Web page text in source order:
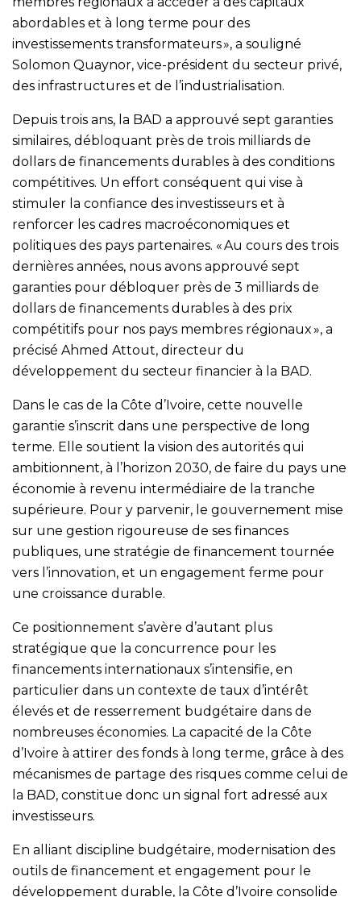
abordables et à long terme pour des
investissements transformateurs », a souligné
Solomon Quaynor, vice-président du secteur privé,
des infrastructures et de l’industrialisation.
Depuis trois ans, la BAD a approuvé sept garanties
similaires, débloquant près de trois milliards de
dollars de financements durables à des conditions
compétitives. Un effort conséquent qui vise à
stimuler la confiance des investisseurs et à
renforcer les cadres macroéconomiques et
politiques des pays partenaires. « Au cours des trois
dernières années, nous avons approuvé sept
garanties pour débloquer près de 3 milliards de
dollars de financements durables à des prix
compétitifs pour nos pays membres régionaux », a
précisé Ahmed Attout, directeur du
développement du secteur financier à la BAD.
Dans le cas de la Côte d’Ivoire, cette nouvelle
garantie s’inscrit dans une perspective de long
terme. Elle soutient la vision des autorités qui
ambitionnent, à l’horizon 2030, de faire du pays une
économie à revenu intermédiaire de la tranche
supérieure. Pour y parvenir, le gouvernement mise
sur une gestion rigoureuse de ses finances
publiques, une stratégie de financement tournée
vers l’innovation, et un engagement ferme pour
une croissance durable.
Ce positionnement s’avère d’autant plus
stratégique que la concurrence pour les
financements internationaux s’intensifie, en
particulier dans un contexte de taux d’intérêt
élevés et de resserrement budgétaire dans de
nombreuses économies. La capacité de la Côte
d’Ivoire à attirer des fonds à long terme, grâce à des
mécanismes de partage des risques comme celui de
la BAD, constitue donc un signal fort adressé aux
investisseurs.
En alliant discipline budgétaire, modernisation des
outils de financement et engagement pour le
développement durable, la Côte d’Ivoire consolide